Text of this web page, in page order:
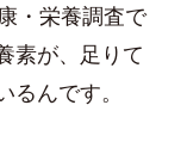
・栄養調査で
素が、足りて
んです。